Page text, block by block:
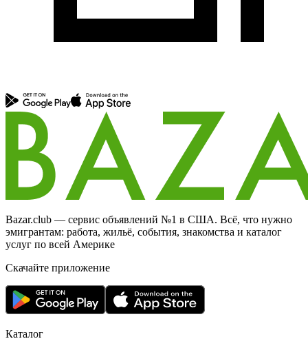
Bazar.club — сервис объявлений №1 в США. Всё, что нужно
эмигрантам: работа, жильё, события, знакомства и каталог
услуг по всей Америке
Скачайте приложение
Каталог